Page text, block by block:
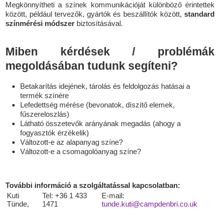
Megkönnyítheti a színek kommunikációját különböző érintettek
között, például tervezők, gyártók és beszállítók között, standard
színmérési módszer biztosításával.
Miben kérdések / problémák
megoldásában tudunk segíteni?
Betakarítás idejének, tárolás és feldolgozás hatásai a
termék színére
Lefedettség mérése (bevonatok, díszítő elemek,
fűszereloszlás)
Látható összetevők arányának megadás (ahogy a
fogyasztók érzékelik)
Változott-e az alapanyag színe?
Változott-e a csomagolóanyag színe?
További információ a szolgáltatással kapcsolatban:
Kuti
Tünde,
Tel: +36 1 433
1471
E-mail:
tunde.kuti@campdenbri.co.uk